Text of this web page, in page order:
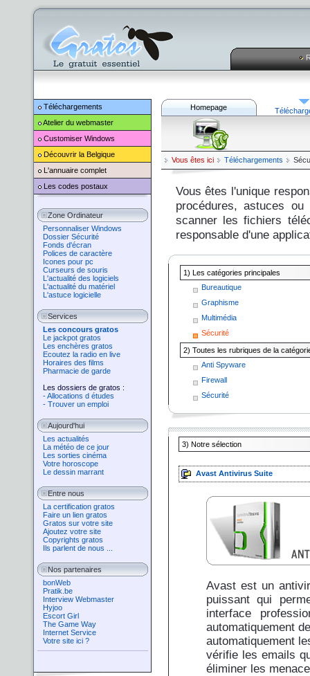
Téléchargements
Atelier du webmaster
Customiser Windows
Découvrir la Belgique
L'annuaire complet
Les codes postaux
Zone Ordinateur
Personnaliser Windows
Dossier Sécurité
Fonds d'écran
Polices de caractère
Icones pour pc
Curseurs de souris
L'actualité des logiciels
L'actualité du matériel
L'astuce logicielle
Services
Les concours gratos
Le jackpot gratos
Les enchères gratos
Ecoutez la radio en live
Horaires des films
Pharmacie de garde
Les dossiers de gratos :
- Allocations d études
- Trouver un emploi
Aujourd'hui
Les actualités
La météo de ce jour
Les sorties cinéma
Votre horoscope
Le dessin marrant
Entre nous
La certification gratos
Faire un lien gratos
Gratos sur votre site
Ajoutez votre site
Copyrights gratos
Ils parlent de nous ...
Nos partenaires
bonWeb
Pratik.be
Interview Webmaster
Hyjoo
Escort Girl
The Game Way
Internet Service
Votre site ici ?
Homepage
Vous êtes ici Téléchargements
Vous êtes l'unique
procédures, astuces
scanner les fichiers
responsable d'une
1) Les catégories principales
Bureautique
Graphisme
Multimédia
Sécurité
2) Toutes les rubriques de la
Anti Spyware
Firewall
Sécurité
3) Notre sélection
Avast Antivirus Suite
Avast est un
puissant qui
interface
automatiquement
automatiquement
vérifie les emails
éliminer les